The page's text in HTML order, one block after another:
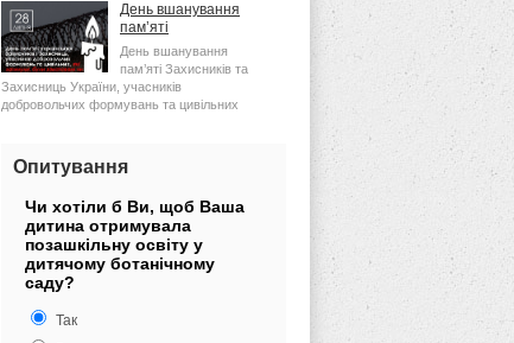
День вшанування
пам’яті
День вшанування
пам’яті Захисників та
Захисниць України, учасників
добровольчих формувань та цивільних
Опитування
Чи хотіли б Ви, щоб Ваша
дитина отримувала
позашкільну освіту у
дитячому ботанічному
саду?
Так